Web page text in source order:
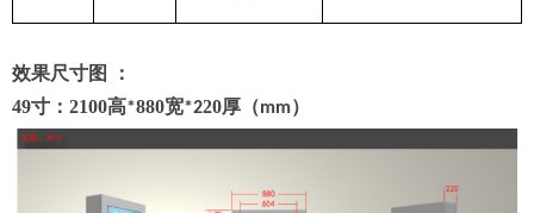
效果尺寸图
：
49寸： 2100高*880宽*220厚（mm）